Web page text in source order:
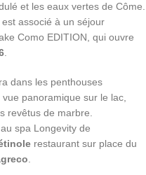
et les eaux vertes de Côme.
est associé à un séjour
Como EDITION, qui ouvre
.
dans les penthouses
vue panoramique sur le lac,
revêtus de marbre.
spa Longevity de
restaurant sur place du
.